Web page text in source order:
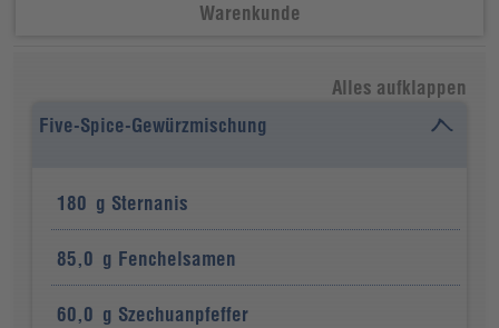
Warenkunde
Alles aufklappen
Five-Spice-Gewürzmischung
180 g Sternanis
85,0 g Fenchelsamen
60,0 g Szechuanpfeffer